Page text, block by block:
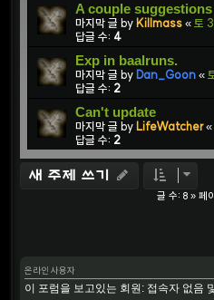
A couple suggestions
마지막 글 by Killmass « 토
답글 수: 4
Exp in baalruns.
마지막 글 by Dan_Goon «
답글 수: 2
Can't update
마지막 글 by LifeWatcher«
답글 수: 2
새 주제 쓰기
글 수: 8 » 페
온라인 사용자
이 포럼을 보고있는 회원: 접속자 없음